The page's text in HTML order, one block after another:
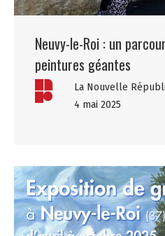
Neuvy-le-Roi : un
peintures géantes
La Nouvelle
4 mai 2025